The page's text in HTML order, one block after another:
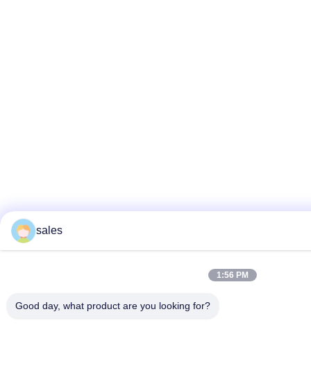
sales
1:56 PM
Good day, what product are you looking for?